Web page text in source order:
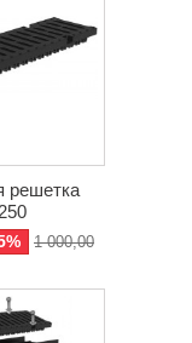
решетка
1 000,00